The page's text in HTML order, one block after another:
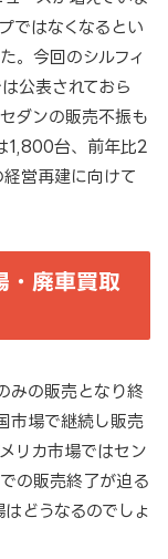
ではなくなるとい
。今回のシルフィ
公表されておら
ダンの販売不振も
1,800台、前年比2
営再建に向けて
・廃車買取
みの販売となり終
市場で継続し販売
リカ市場ではセン
の販売終了が迫る
どうなるのでしょ